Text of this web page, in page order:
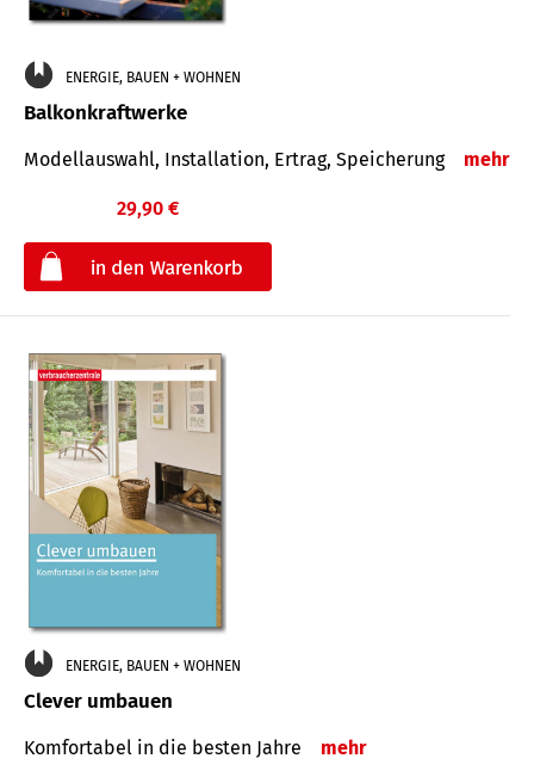
ENERGIE, BAUEN + WOHNEN
Balkonkraftwerke
Modellauswahl, Installation, Ertrag, Speicherung mehr
29,90 €
ENERGIE, BAUEN + WOHNEN
Clever umbauen
Komfortabel in die besten Jahre mehr